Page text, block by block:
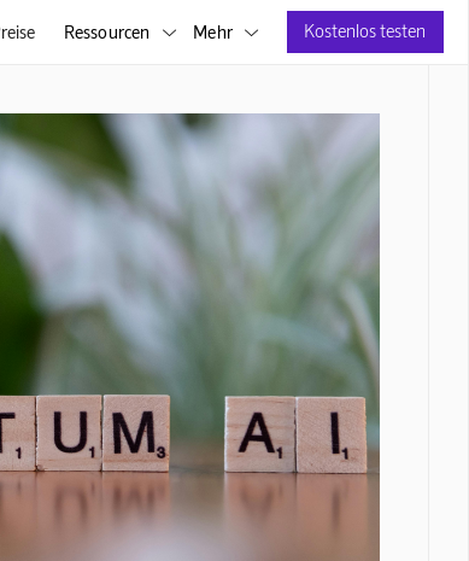
Ressourcen  Mehr  Kostenlos testen